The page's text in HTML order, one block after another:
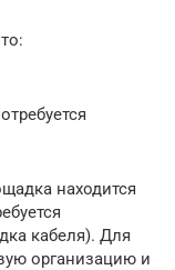
находится
кабеля). Для
организацию и